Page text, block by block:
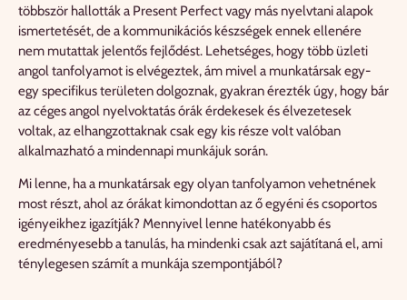
többször hallották a Present Perfect vagy más nyelvtani alapok
ismertetését, de a kommunikációs készségek ennek ellenére
nem mutattak jelentős fejlődést. Lehetséges, hogy több üzleti
angol tanfolyamot is elvégeztek, ám mivel a munkatársak egy-
egy specifikus területen dolgoznak, gyakran érezték úgy, hogy bár
az céges angol nyelvoktatás órák érdekesek és élvezetesek
voltak, az elhangzottaknak csak egy kis része volt valóban
alkalmazható a mindennapi munkájuk során.
Mi lenne, ha a munkatársak egy olyan tanfolyamon vehetnének
most részt, ahol az órákat kimondottan az ő egyéni és csoportos
igényeikhez igazítják? Mennyivel lenne hatékonyabb és
eredményesebb a tanulás, ha mindenki csak azt sajátítaná el, ami
ténylegesen számít a munkája szempontjából?